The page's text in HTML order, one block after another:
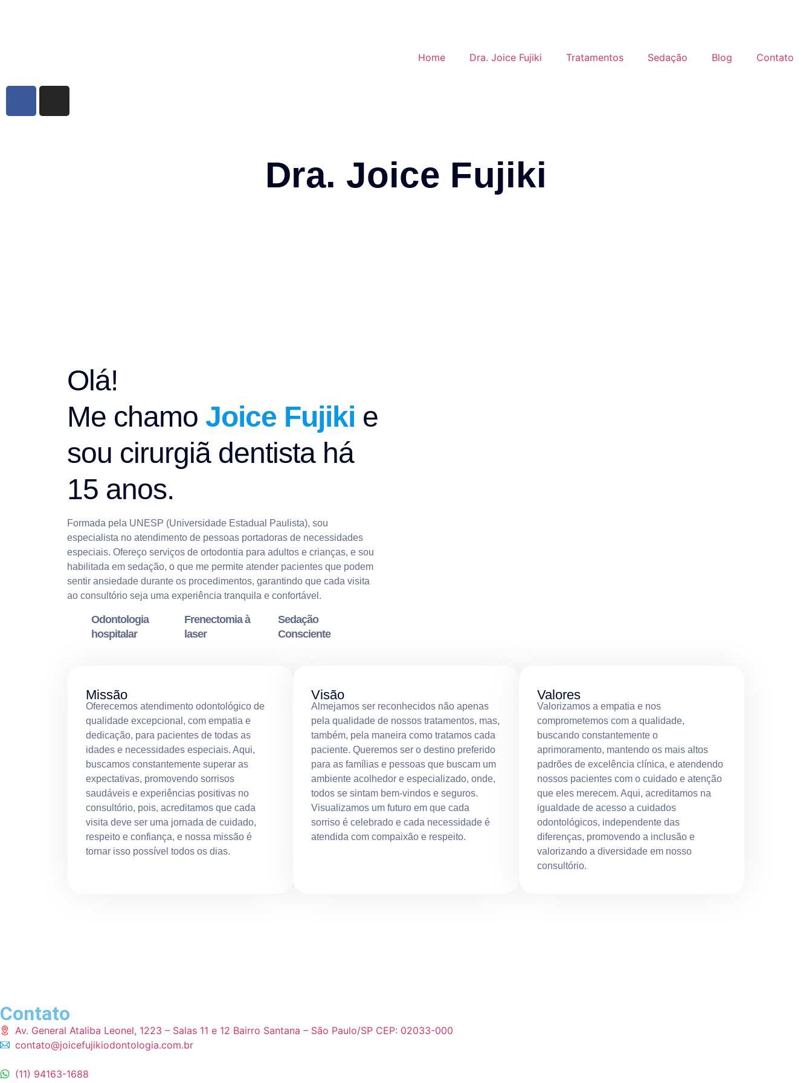
Home Dra. Joice Fujiki Tratamentos Sedação Blog Contato
Dra. Joice Fujiki
Olá!
Me chamo Joice Fujiki e
sou cirurgiã dentista há
15 anos.
Formada pela UNESP (Universidade Estadual Paulista), sou
especialista no atendimento de pessoas portadoras de necessidades
especiais. Ofereço serviços de ortodontia para adultos e crianças, e sou
habilitada em sedação, o que me permite atender pacientes que podem
sentir ansiedade durante os procedimentos, garantindo que cada visita
ao consultório seja uma experiência tranquila e confortável.
Odontologia
hospitalar
Frenectomia à
laser
Sedação
Consciente
Missão
Oferecemos atendimento odontológico de
qualidade excepcional, com empatia e
dedicação, para pacientes de todas as
idades e necessidades especiais. Aqui,
buscamos constantemente superar as
expectativas, promovendo sorrisos
saudáveis e experiências positivas no
consultório, pois, acreditamos que cada
visita deve ser uma jornada de cuidado,
respeito e confiança, e nossa missão é
tornar isso possível todos os dias.
Visão
Almejamos ser reconhecidos não apenas
pela qualidade de nossos tratamentos, mas,
também, pela maneira como tratamos cada
paciente. Queremos ser o destino preferido
para as famílias e pessoas que buscam um
ambiente acolhedor e especializado, onde,
todos se sintam bem-vindos e seguros.
Visualizamos um futuro em que cada
sorriso é celebrado e cada necessidade é
atendida com compaixão e respeito.
Valores
Valorizamos a empatia e nos
comprometemos com a qualidade,
buscando constantemente o
aprimoramento, mantendo os mais altos
padrões de excelência clínica, e atendendo
nossos pacientes com o cuidado e atenção
que eles merecem. Aqui, acreditamos na
igualdade de acesso a cuidados
odontológicos, independente das
diferenças, promovendo a inclusão e
valorizando a diversidade em nosso
consultório.
Contato
Av. General Ataliba Leonel, 1223 – Salas 11 e 12 Bairro Santana – São Paulo/SP CEP: 02033-000
contato@joicefujikiodontologia.com.br
(11) 94163-1688